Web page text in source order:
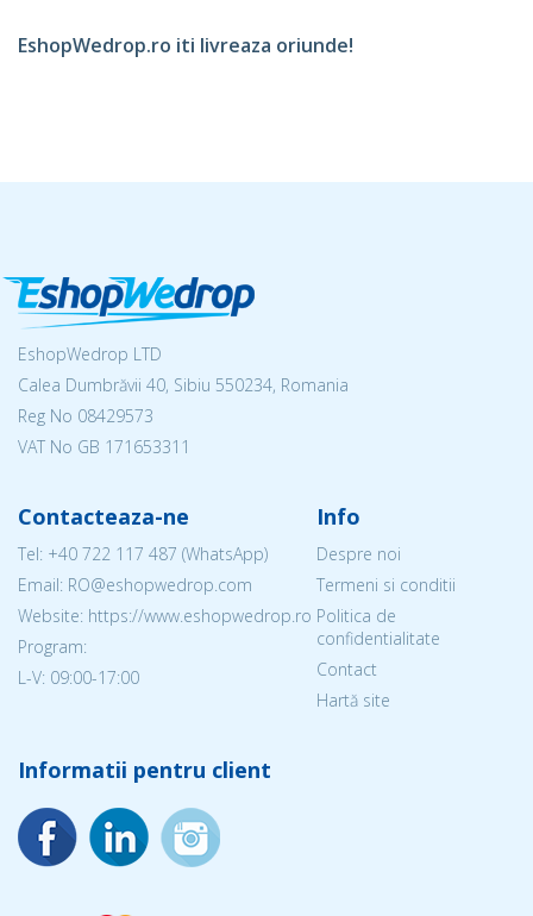
EshopWedrop.ro iti livreaza oriunde!
EshopWedrop LTD
Calea Dumbrăvii 40, Sibiu 550234, Romania
Reg No 08429573
VAT No GB 171653311
Contacteaza-ne
Tel: +40 722 117 487 (WhatsApp)
Email: RO@eshopwedrop.com
Website: https://www.eshopwedrop.ro
Program:
L-V: 09:00-17:00
Info
Despre noi
Termeni si conditii
Politica de
confidentialitate
Contact
Hartă site
Informatii pentru client